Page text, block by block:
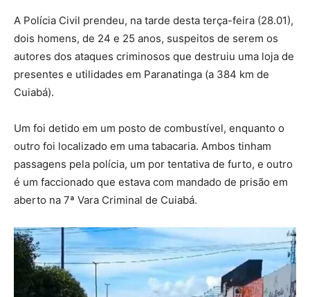
A Polícia Civil prendeu, na tarde desta terça-feira (28.01),
dois homens, de 24 e 25 anos, suspeitos de serem os
autores dos ataques criminosos que destruiu uma loja de
presentes e utilidades em Paranatinga (a 384 km de
Cuiabá).
Um foi detido em um posto de combustível, enquanto o
outro foi localizado em uma tabacaria. Ambos tinham
passagens pela polícia, um por tentativa de furto, e outro
é um faccionado que estava com mandado de prisão em
aberto na 7ª Vara Criminal de Cuiabá.